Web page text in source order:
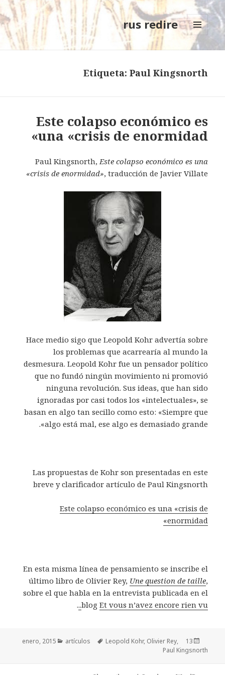
rus redire
MENÚ
Y
Etiqueta: Paul Kingsnorth
Este colapso económico es
una «crisis de enormidad»
Paul Kingsnorth,Este colapso económico es una
«crisis de enormidad», traducción de Javier Villate
Hace medio sigo que Leopold Kohr advertía sobre
los problemas que acarrearía al mundo la
desmesura. Leopold Kohr fue un pensador político
que no fundó ningún movimiento ni promovió
ninguna revolución. Sus ideas, que han sido
ignoradas por casi todos los «intelectuales», se
basan en algo tan secillo como esto: «Siempre que
algo está mal, ese algo es demasiado grande».
Las propuestas de Kohr son presentadas en este
breve y clarificador artículo de Paul Kingsnorth
Este colapso económico es una «crisis de
enormidad»
En esta misma línea de pensamiento se inscribe el
último libro de Olivier Rey, Une question de taille,
sobre el que habla en la entrevista publicada en el
blog Et vous n’avez encore rien vu..
.
Publicado
el
13 enero, 2015
Categorías artículosEtiquetas Leopold Kohr, Olivier Rey,
Paul Kingsnorth